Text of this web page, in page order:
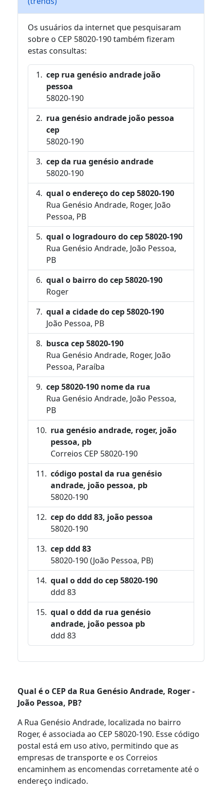
Os usuários da internet que pesquisaram
sobre o CEP 58020-190 também fizeram
estas consultas:
cep rua genésio andrade joão
pessoa
58020-190
rua genésio andrade joão pessoa
cep
58020-190
cep da rua genésio andrade
58020-190
qual o endereço do cep 58020-190
Rua Genésio Andrade, Roger, João
Pessoa, PB
qual o logradouro do cep 58020-190
Rua Genésio Andrade, João Pessoa,
PB
qual o bairro do cep 58020-190
Roger
qual a cidade do cep 58020-190
João Pessoa, PB
busca cep 58020-190
Rua Genésio Andrade, Roger, João
Pessoa, Paraíba
cep 58020-190 nome da rua
Rua Genésio Andrade, João Pessoa,
PB
rua genésio andrade, roger, joão
pessoa, pb
Correios CEP 58020-190
código postal da rua genésio
andrade, joão pessoa, pb
58020-190
cep do ddd 83, joão pessoa
58020-190
cep ddd 83
58020-190 (João Pessoa, PB)
qual o ddd do cep 58020-190
ddd 83
qual o ddd da rua genésio
andrade, joão pessoa pb
ddd 83
Qual é o CEP da Rua Genésio Andrade, Roger -
João Pessoa, PB?
A Rua Genésio Andrade, localizada no bairro
Roger, é associada ao CEP 58020-190. Esse código
postal está em uso ativo, permitindo que as
empresas de transporte e os Correios
encaminhem as encomendas corretamente até o
endereço indicado.